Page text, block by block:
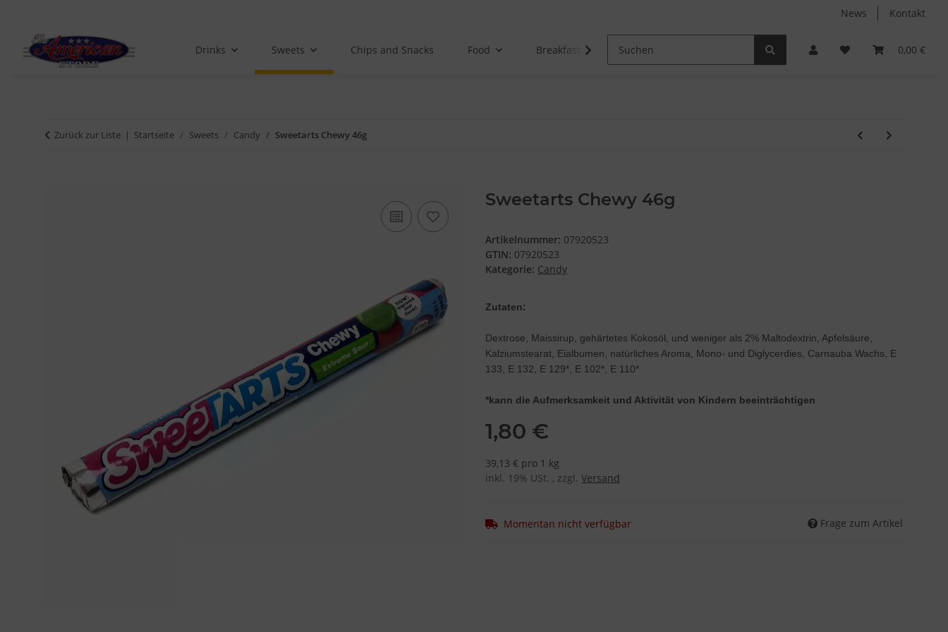
News Kontakt
0,00 €
Drinks Sweets Chips and Snacks Food Breakfast Non-Food
Zurück zur Liste Startseite Sweets Candy Sweetarts Chewy 46g
Sweetarts Chewy 46g
Artikelnummer: 07920523
GTIN: 07920523
Kategorie: Candy
Zutaten:
Dextrose, Maissirup, gehärtetes Kokosöl, und weniger als 2% Maltodextrin, Apfelsäure,
Kalziumstearat, Eialbumen, natürliches Aroma, Mono- und Diglycerdies, Carnauba Wachs, E
133, E 132, E 129*, E 102*, E 110*
*kann die Aufmerksamkeit und Aktivität von Kindern beeinträchtigen
1,80 €
39,13 € pro 1 kg
inkl. 19% USt. , zzgl. Versand
Momentan nicht verfügbar Frage zum Artikel